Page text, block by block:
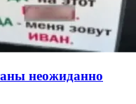
неожиданно